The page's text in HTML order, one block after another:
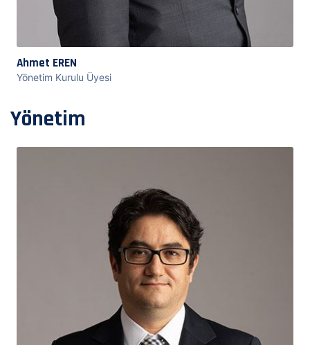
Ahmet EREN
Yönetim Kurulu Üyesi
Yönetim